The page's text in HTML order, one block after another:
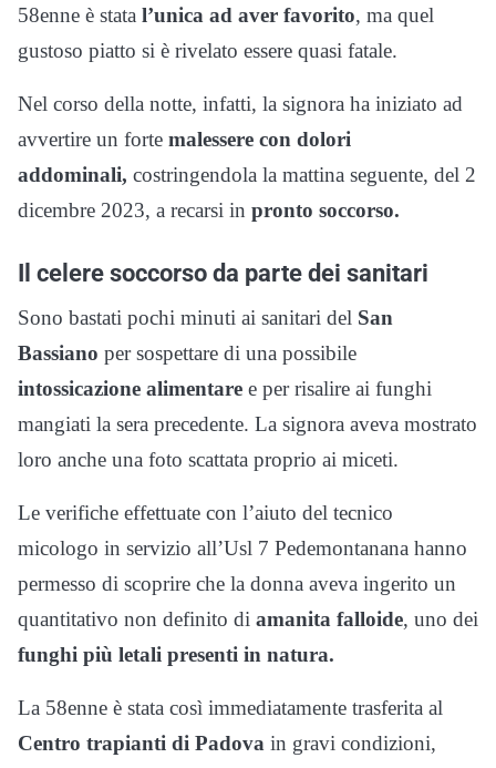
58enne è stata l’unica ad aver favorito, ma quel
gustoso piatto si è rivelato essere quasi fatale.
Nel corso della notte, infatti, la signora ha iniziato ad
avvertire un forte malessere con dolori
addominali, costringendola la mattina seguente, del 2
dicembre 2023, a recarsi in pronto soccorso.
Il celere soccorso da parte dei sanitari
Sono bastati pochi minuti ai sanitari del San
Bassiano per sospettare di una possibile
intossicazione alimentare e per risalire ai funghi
mangiati la sera precedente. La signora aveva mostrato
loro anche una foto scattata proprio ai miceti.
Le verifiche effettuate con l’aiuto del tecnico
micologo in servizio all’Usl 7 Pedemontanana hanno
permesso di scoprire che la donna aveva ingerito un
quantitativo non definito di amanita falloide, uno dei
funghi più letali presenti in natura.
La 58enne è stata così immediatamente trasferita al
Centro trapianti di Padova in gravi condizioni,